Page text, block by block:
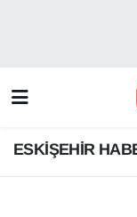
ESKİŞEHİR
GÜNDEM
Süper Lig